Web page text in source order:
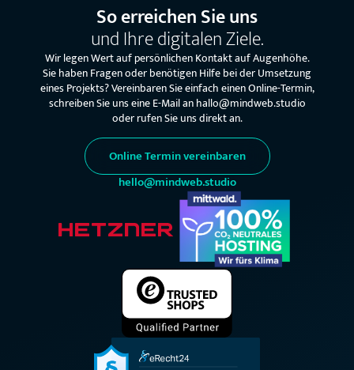
So erreichen Sie uns
und Ihre digitalen Ziele.
Wir legen Wert auf persönlichen Kontakt auf Augenhöhe.
Sie haben Fragen oder benötigen Hilfe bei der Umsetzung
eines Projekts? Vereinbaren Sie einfach einen Online-Termin,
schreiben Sie uns eine E-Mail an hallo@mindweb.studio
oder rufen Sie uns direkt an.
Online Termin vereinbaren
hello@mindweb.studio